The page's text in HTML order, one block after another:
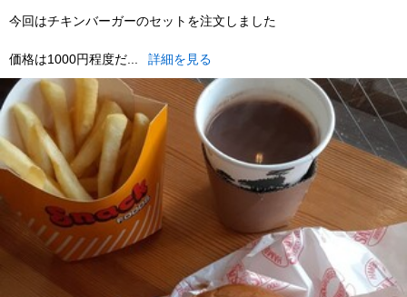
今回はチキンバーガーのセットを注文しました
価格は1000円程度だ... 詳細を見る